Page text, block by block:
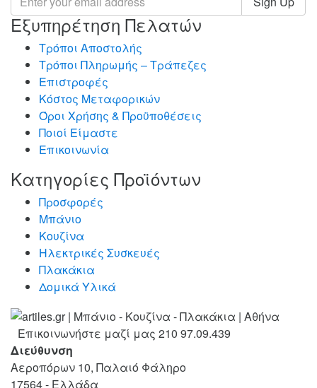
Εξυπηρέτηση Πελατών
Τρόποι Αποστολής
Τρόποι Πληρωμής – Τράπεζες
Επιστροφές
Κόστος Μεταφορικών
Όροι Χρήσης & Προϋποθέσεις
Ποιοί Είμαστε
Επικοινωνία
Κατηγορίες Προϊόντων
Προσφορές
Μπάνιο
Κουζίνα
Ηλεκτρικές Συσκευές
Πλακάκια
Δομικά Υλικά
Επικοινωνήστε μαζί μας 210 97.09.439
Διεύθυνση
Αεροπόρων 10, Παλαιό Φάληρο
17564 - Ελλάδα